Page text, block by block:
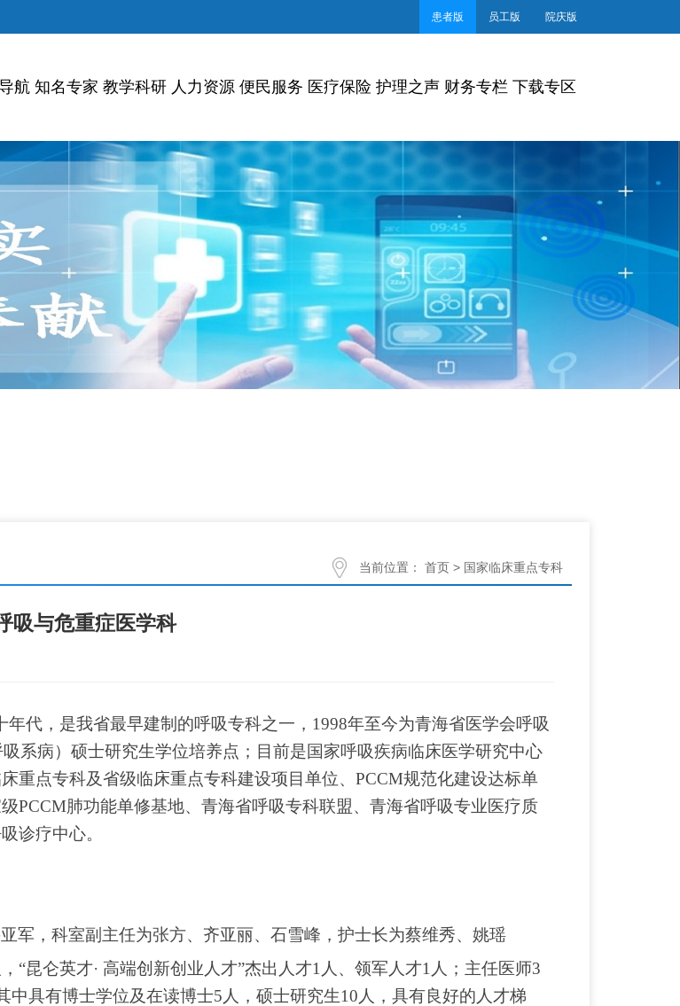
院庆版
员工版
患者版
航 知名专家 教学科研 人力资源 便民服务 医疗保险 护理之声 财务专栏 下载专区
当前位置： 首页 > 国家临床重点专科
吸与危重症医学科
年代，是我省最早建制的呼吸专科之一，1998年至今为青海省医学会呼吸
系病）硕士研究生学位培养点；目前是国家呼吸疾病临床医学研究中心
重点专科及省级临床重点专科建设项目单位、PCCM规范化建设达标单
PCCM肺功能单修基地、青海省呼吸专科联盟、青海省呼吸专业医疗质
诊疗中心。
军，科室副主任为张方、齐亚丽、石雪峰，护士长为蔡维秀、姚瑶
“昆仑英才· 高端创新创业人才”杰出人才1人、领军人才1人；主任医师3
中具有博士学位及在读博士5人，硕士研究生10人，具有良好的人才梯